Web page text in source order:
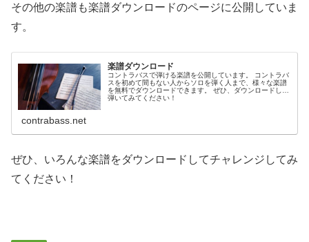
その他の楽譜も楽譜ダウンロードのページに公開していま
す。
楽譜ダウンロード
コントラバスで弾ける楽譜を公開しています。 コントラバ
スを初めて間もない人からソロを弾く人まで、様々な楽譜
を無料でダウンロードできます。 ぜひ、ダウンロードして
弾いてみてください！
contrabass.net
ぜひ、いろんな楽譜をダウンロードしてチャレンジしてみ
てください！